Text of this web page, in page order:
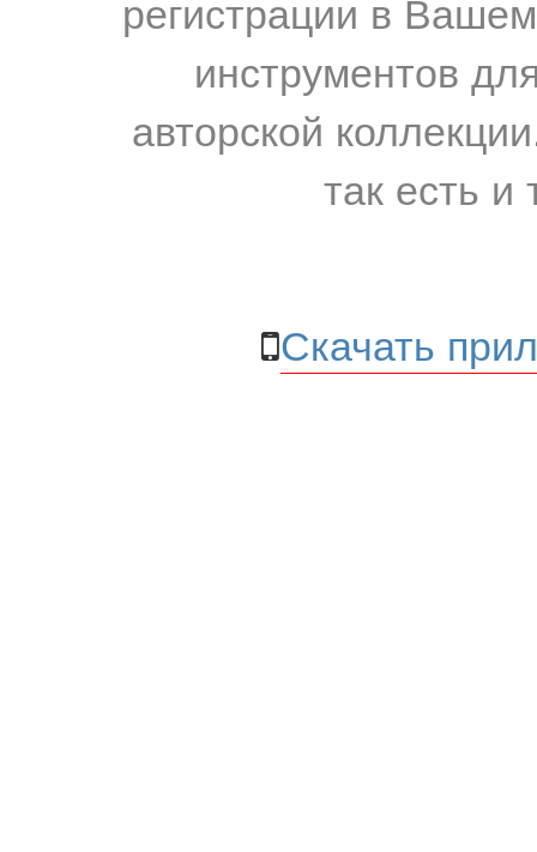
регистрации в
инструментов
авторской
так есть и
Скачать